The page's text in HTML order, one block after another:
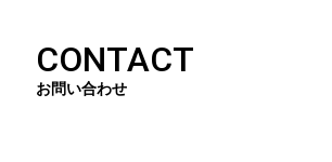
CONTACT
お問い合わせ